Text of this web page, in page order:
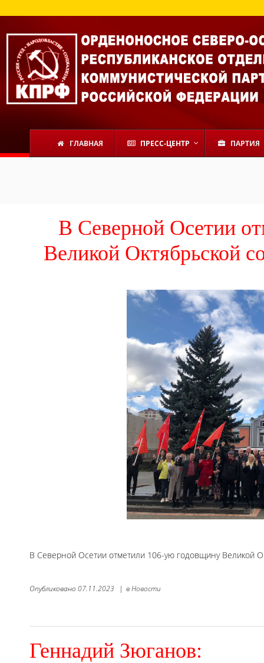
ГЛАВНАЯ ПРЕСС-ЦЕНТР ПАРТИЯ
В Северной Осетии
Великой Октябрьской
В Северной Осетии отметили 106-ую годовщину Великой
Опубликовано 07.11.2023 | вНовости
Геннадий Зюганов: